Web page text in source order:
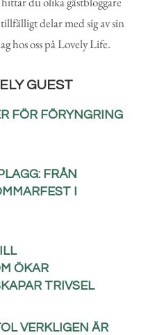
delar med sig av sin
hos oss på Lovely Life.
GUEST
FÖR FÖRYNGRING
FRÅN
I
ÖKAR
TRIVSEL
VERKLIGEN ÄR